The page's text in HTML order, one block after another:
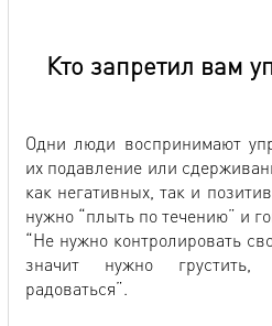
Кто запретил вам
Одни люди воспринимают
их подавление или
как негативных, так и
нужно “плыть по течению” и
“Не нужно контролировать
значит нужно
радоваться”.